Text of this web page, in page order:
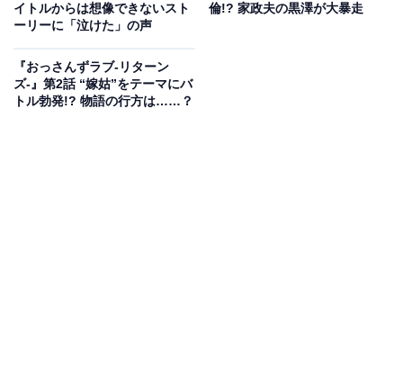
うなと翔に訴えます。その的を射た言葉に動揺し、再び
まうのでしょうか……？
イトルからは想像できないスト
ーリーに「泣けた」の声
倫!? 家政夫の黒澤が大暴走
『おっさんずラブ-リターン
ズ-』第2話 “嫁姑”をテーマにバ
トル勃発!? 物語の行方は……？